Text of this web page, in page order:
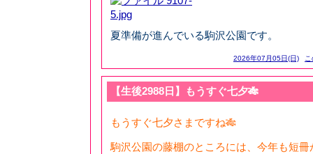
夏準備が進んでいる駒沢公園です。
2026年07月05日(日)
【生後2988日】もうすぐ七夕🎋
もうすぐ七夕さまですね🎋
駒沢公園の藤棚のところには、今年も短